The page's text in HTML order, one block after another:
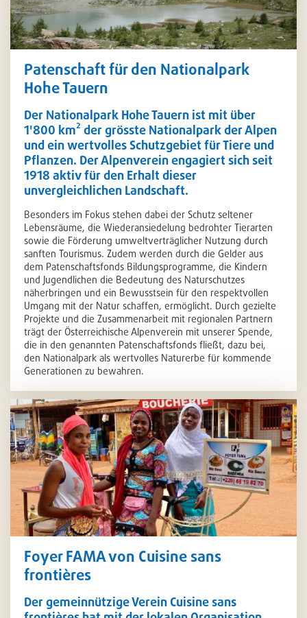
Patenschaft für den Nationalpark
Hohe Tauern
Der Nationalpark Hohe Tauern ist mit über
1'800 km² der grösste Nationalpark der Alpen
und ein wertvolles Schutzgebiet für Tiere und
Pflanzen. Der Alpenverein engagiert sich seit
1918 aktiv für den Erhalt dieser
unvergleichlichen Landschaft.
Besonders im Fokus stehen dabei der Schutz seltener
Lebensräume, die Wiederansiedelung bedrohter Tierarten
sowie die Förderung umweltverträglicher Nutzung durch
sanften Tourismus. Zudem werden durch die Gelder aus
dem Patenschaftsfonds Bildungsprogramme, die Kindern
und Jugendlichen die Bedeutung des Naturschutzes
näherbringen und ein Bewusstsein für den respektvollen
Umgang mit der Natur schaffen, ermöglicht. Durch gezielte
Projekte und die Zusammenarbeit mit regionalen Partnern
trägt der Österreichische Alpenverein mit unserer Spende,
die in den genannten Patenschaftsfonds fließt, dazu bei,
den Nationalpark als wertvolles Naturerbe für kommende
Generationen zu bewahren.
Foyer FAMA von Cuisine sans
frontières
Der gemeinnützige Verein Cuisine sans